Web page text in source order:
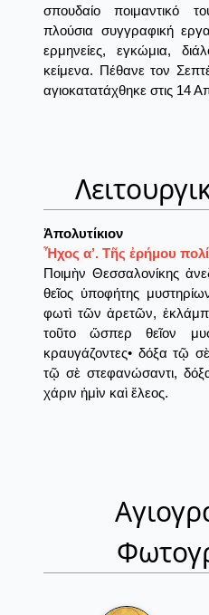
σπουδαίο ποιμαντικό
πλούσια συγγραφική
ερμηνείες, εγκώμια,
κείμενα. Πέθανε τον
αγιοκατατάχθηκε στις 14
Ἀπολυτίκιον
Ἦχος α’. Τῆς ἐρήμου
Ποιμὴν Θεσσαλονίκης
θεῖος ὑποφήτης
φωτὶ τῶν ἀρετῶν,
τοῦτο ὥσπερ θεῖον
κραυγάζοντες• δόξα τῷ
τῷ σὲ στεφανώσαντι,
χάριν ἠμὶν καὶ ἔλεος.